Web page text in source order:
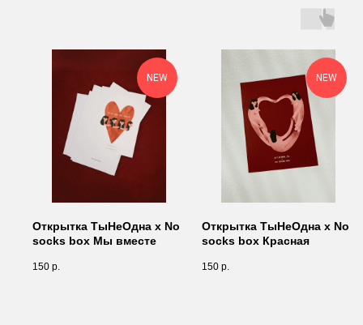
NEW
Открытка ТыНеОдна х No
socks box Мы вместе
150 р.
NEW
Открытка ТыНеОдна х No
socks box Красная
150 р.